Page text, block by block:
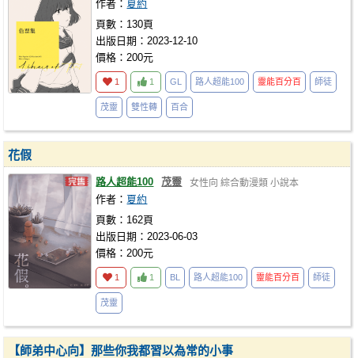
作者： 夏約
頁數：130頁
出版日期：2023-12-10
價格：200元
1 1 GL 路人超能100 靈能百分百 師徒
茂靈 雙性轉 百合
花假
路人超能100 茂靈 女性向 綜合動漫類 小說本
作者： 夏約
頁數：162頁
出版日期：2023-06-03
價格：200元
1 1 BL 路人超能100 靈能百分百 師徒
茂靈
【師弟中心向】那些你我都習以為常的小事